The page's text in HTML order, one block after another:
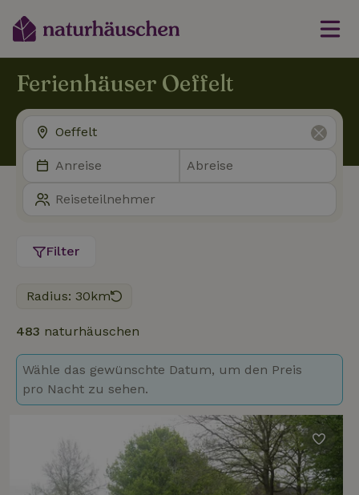
Ferienhäuser Oeffelt
Filter
Radius: 30km
483 naturhäuschen
Wähle das gewünschte Datum, um den Preis
pro Nacht zu sehen.